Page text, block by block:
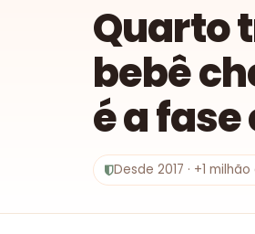
Quarto
bebê
é a
Desde 2017 · +1